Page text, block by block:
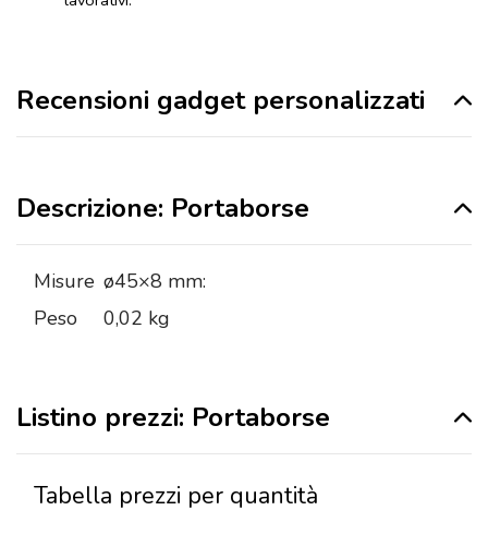
Recensioni gadget personalizzati
Descrizione: Portaborse
Misure ø45×8 mm:
Peso
0,02 kg
Listino prezzi: Portaborse
Tabella prezzi per quantità